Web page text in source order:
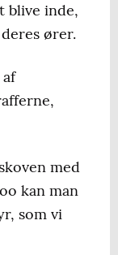
blive inde,
ører.
med
kan man
som vi